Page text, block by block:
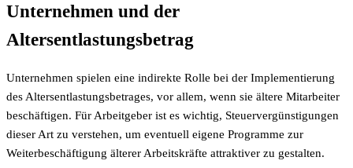
Unternehmen und der
Altersentlastungsbetrag
Unternehmen spielen eine indirekte Rolle bei der Implementierung
des Altersentlastungsbetrages, vor allem, wenn sie ältere Mitarbeiter
beschäftigen. Für Arbeitgeber ist es wichtig, Steuervergünstigungen
dieser Art zu verstehen, um eventuell eigene Programme zur
Weiterbeschäftigung älterer Arbeitskräfte attraktiver zu gestalten.